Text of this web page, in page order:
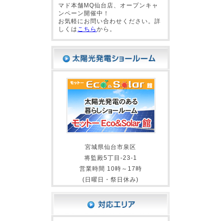
マド本舗MQ仙台店、オープンキャ
ンペーン開催中！
お気軽にお問い合わせください。詳
しくは こちら から。
宮城県仙台市泉区
将監殿5丁目-23-1
営業時間 10時～17時
(日曜日・祭日休み)